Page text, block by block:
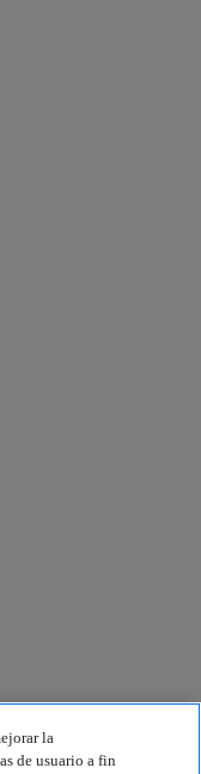
la
de usuario a fin